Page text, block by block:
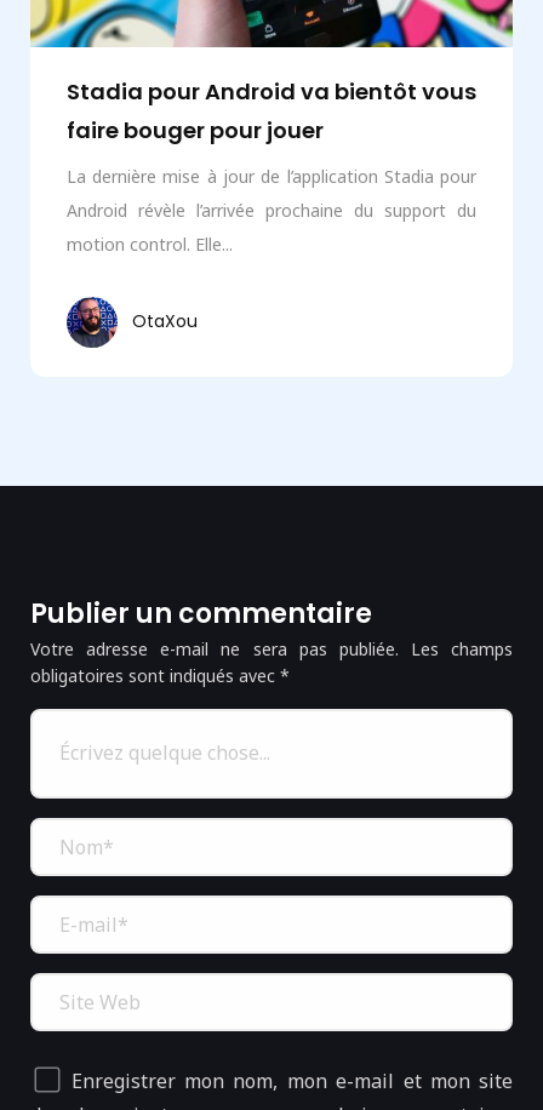
Stadia pour Android va bientôt vous
faire bouger pour jouer
La dernière mise à jour de l’application Stadia pour
Android révèle l’arrivée prochaine du support du
motion control. Elle...
OtaXou
Publier un commentaire
Votre adresse e-mail ne sera pas publiée.
Les champs
obligatoires sont indiqués avec *
Enregistrer mon nom, mon e-mail et mon site